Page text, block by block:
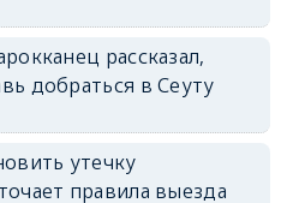
рассказал,
добраться в Сеуту
утечку
правила выезда